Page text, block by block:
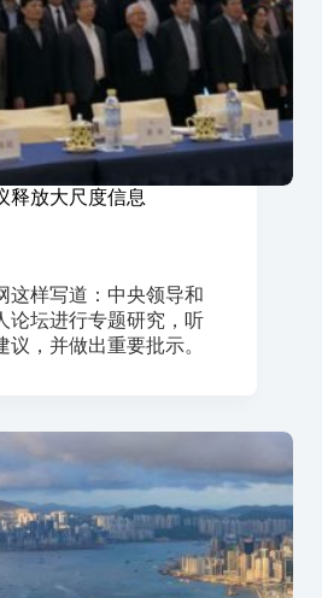
释放大尺度信息
这样写道：中央领导和
论坛进行专题研究，听
，并做出重要批示。